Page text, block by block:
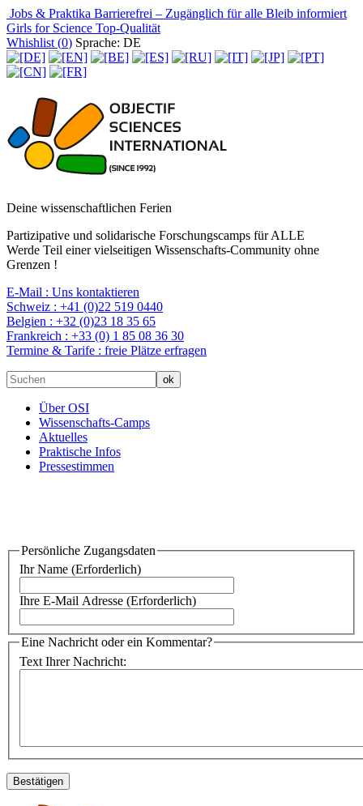
Jobs & Praktika Barrierefrei – Zugänglich für alle Bleib informiert
Girls for Science Top-Qualität
Whishlist (0) Sprache: DE
Deine wissenschaftlichen Ferien
Partizipative und solidarische Forschungscamps für ALLE
Werde Teil einer vielseitigen Wissenschafts-Community ohne
Grenzen !
E-Mail : Uns kontaktieren
Schweiz : +41 (0)22 519 0440
Belgien : +32 (0)23 18 35 65
Frankreich : +33 (0) 1 85 08 36 30
Termine & Tarife : freie Plätze erfragen
Über OSI
Wissenschafts-Camps
Aktuelles
Praktische Infos
Pressestimmen
Persönliche Zugangsdaten
Ihr Name (Erforderlich)
Ihre E-Mail Adresse (Erforderlich)
Eine Nachricht oder ein Kommentar?
Text Ihrer Nachricht: